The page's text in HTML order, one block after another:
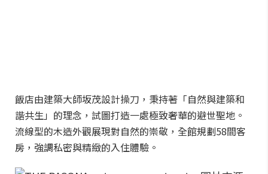
飯店由建築大師坂茂設計操刀，秉持著「自然與建築和
諧共生」的理念，試圖打造一處極致奢華的避世聖地。
流線型的木造外觀展現對自然的崇敬，全館規劃58間客
房，強調私密與精緻的入住體驗。